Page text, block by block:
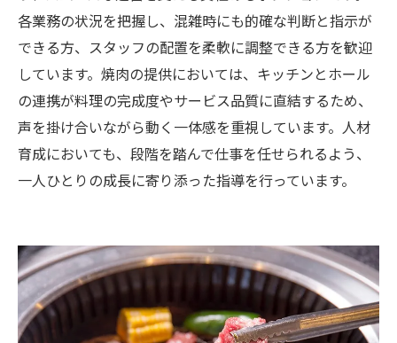
各業務の状況を把握し、混雑時にも的確な判断と指示が
できる方、スタッフの配置を柔軟に調整できる方を歓迎
しています。焼肉の提供においては、キッチンとホール
の連携が料理の完成度やサービス品質に直結するため、
声を掛け合いながら動く一体感を重視しています。人材
育成においても、段階を踏んで仕事を任せられるよう、
一人ひとりの成長に寄り添った指導を行っています。